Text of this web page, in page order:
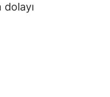
dolayı